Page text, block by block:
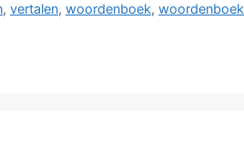
, vertalen, woordenboek, woordenboek